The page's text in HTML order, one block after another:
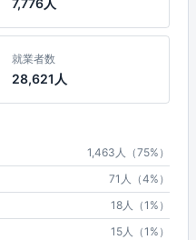
就業者数
28,621人
1,463人（75%）
71人（4%）
18人（1%）
15人（1%）